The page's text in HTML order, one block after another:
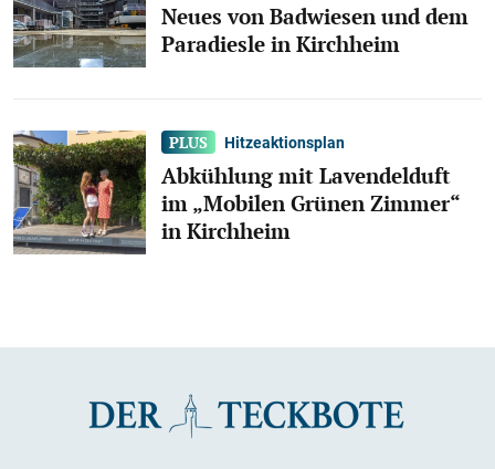
Neues von Badwiesen und dem
Paradiesle in Kirchheim
Hitzeaktionsplan
Abkühlung mit Lavendelduft
im „Mobilen Grünen Zimmer“
in Kirchheim